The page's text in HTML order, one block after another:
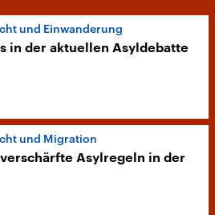
und Einwanderung
in der aktuellen Asyldebatte
und Migration
Asylregeln in der